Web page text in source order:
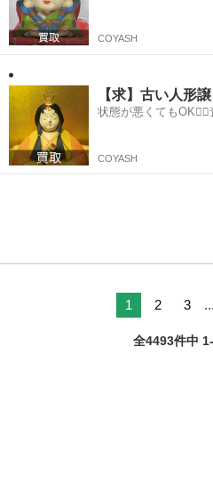
COYASH
【求】古い人形
状態が悪くてもOK🙆‍♀️
COYASH
1 2 3 ...
全4493件中